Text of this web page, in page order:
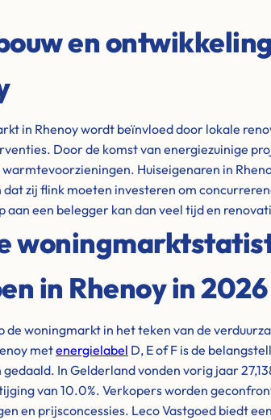
en
in Rhenoy wordt beïnvloed door lokale
Door de komst van energiezuinige
Huiseigenaren in
zij flink moeten investeren om
aan een belegger kan dan veel tijd en
in Rhenoy in 2026
de woningmarkt in het teken van de
metenergielabel D, E of F is de
In Gelderland vonden vorig jaar
van 10.0%. Verkopers worden
en prijsconcessies. Leco Vastgoed biedt